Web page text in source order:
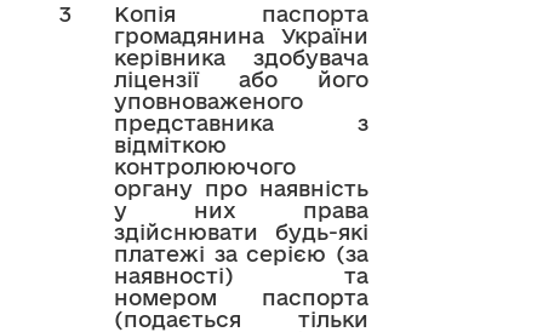
3
Копія паспорта
громадянина України
керівника здобувача
ліцензії або його
уповноваженого
представника з
відміткою
контролюючого
органу про наявність
у них права
здійснювати будь-які
платежі за серією (за
наявності) та
номером паспорта
(подається тільки